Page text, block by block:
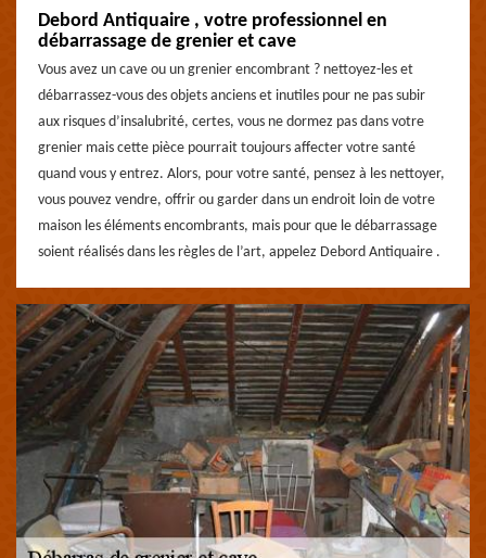
Debord Antiquaire , votre professionnel en
débarrassage de grenier et cave
Vous avez un cave ou un grenier encombrant ? nettoyez-les et
débarrassez-vous des objets anciens et inutiles pour ne pas subir
aux risques d’insalubrité, certes, vous ne dormez pas dans votre
grenier mais cette pièce pourrait toujours affecter votre santé
quand vous y entrez. Alors, pour votre santé, pensez à les nettoyer,
vous pouvez vendre, offrir ou garder dans un endroit loin de votre
maison les éléments encombrants, mais pour que le débarrassage
soient réalisés dans les règles de l’art, appelez Debord Antiquaire .